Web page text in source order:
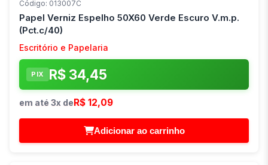
Código: 013007C
Papel Verniz Espelho 50X60 Verde Escuro V.m.p.
(Pct.c/40)
Escritório e Papelaria
PIX R$ 34,45
em até 3x deR$ 12,09
Adicionar ao carrinho